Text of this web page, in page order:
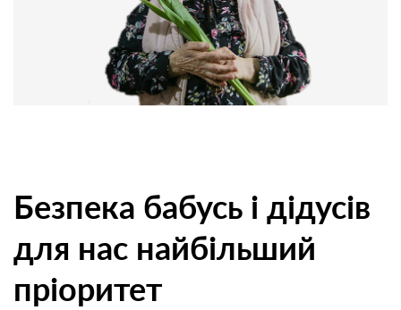
Безпека бабусь і дідусів
для нас найбільший
пріоритет